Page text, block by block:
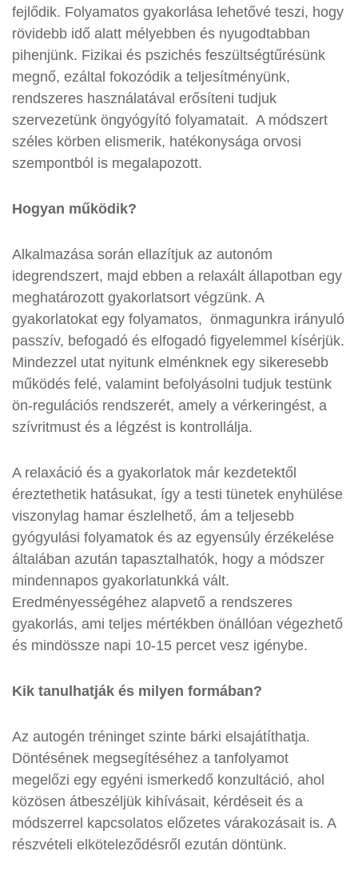
fejlődik. Folyamatos gyakorlása lehetővé teszi, hogy
rövidebb idő alatt mélyebben és nyugodtabban
pihenjünk. Fizikai és pszichés feszültségtűrésünk
megnő, ezáltal fokozódik a teljesítményünk,
rendszeres használatával erősíteni tudjuk
szervezetünk öngyógyító folyamatait. A módszert
széles körben elismerik, hatékonysága orvosi
szempontból is megalapozott.
Hogyan működik?
Alkalmazása során ellazítjuk az autonóm
idegrendszert, majd ebben a relaxált állapotban egy
meghatározott gyakorlatsort végzünk. A
gyakorlatokat egy folyamatos, önmagunkra irányuló
passzív, befogadó és elfogadó figyelemmel kísérjük.
Mindezzel utat nyitunk elménknek egy sikeresebb
működés felé, valamint befolyásolni tudjuk testünk
ön-regulációs rendszerét, amely a vérkeringést, a
szívritmust és a légzést is kontrollálja.
A relaxáció és a gyakorlatok már kezdetektől
éreztethetik hatásukat, így a testi tünetek enyhülése
viszonylag hamar észlelhető, ám a teljesebb
gyógyulási folyamatok és az egyensúly érzékelése
általában azután tapasztalhatók, hogy a módszer
mindennapos gyakorlatunkká vált.
Eredményességéhez alapvető a rendszeres
gyakorlás, ami teljes mértékben önállóan végezhető
és mindössze napi 10-15 percet vesz igénybe.
Kik tanulhatják és milyen formában?
Az autogén tréninget szinte bárki elsajátíthatja.
Döntésének megsegítéséhez a tanfolyamot
megelőzi egy egyéni ismerkedő konzultáció, ahol
közösen átbeszéljük kihívásait, kérdéseit és a
módszerrel kapcsolatos előzetes várakozásait is. A
részvételi elköteleződésről ezután döntünk.